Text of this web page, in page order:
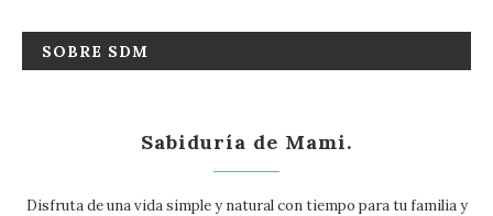
SOBRE SDM
Sabiduría de Mami.
Disfruta de una vida simple y natural con tiempo para tu familia y